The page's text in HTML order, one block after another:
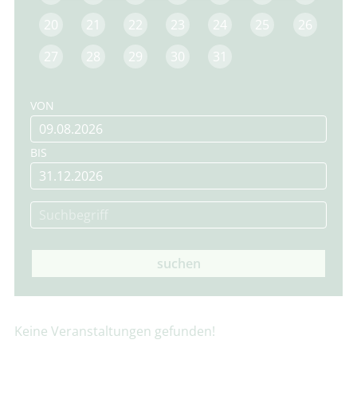
20
21 22 23 24 25
26
27
28 29 30 31
VON
BIS
suchen
Keine Veranstaltungen gefunden!